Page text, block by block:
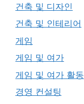
건축 및 디자인
건축 및 인테리어
게임
게임 및 여가
게임 및 여가 활동
경영 컨설팅